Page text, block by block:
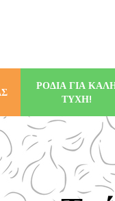
ΡΟΔΙΑ ΓΙΑ
ΤΥΧΗ!